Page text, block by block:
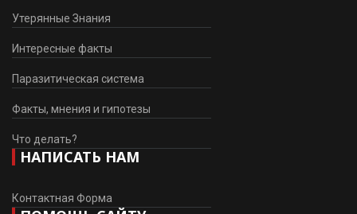
Утерянные Знания
Интересные факты
Паразитическая система
Факты, мнения и гипотезы
Что делать?
НАПИСАТЬ НАМ
Контактная Форма